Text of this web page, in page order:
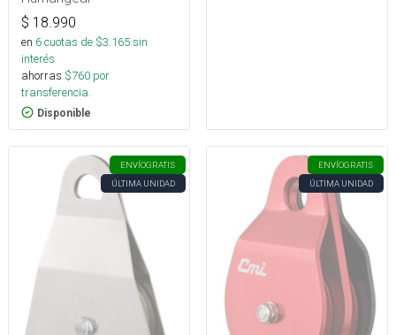
$ 18.990
en 6cuotas de $3.165sin
interés
ahorras $760 por
transferencia.
Disponible
ENVÍOGRATIS
ÚLTIMA UNIDAD
ENVÍOGRATIS
ÚLTIMA UNIDAD